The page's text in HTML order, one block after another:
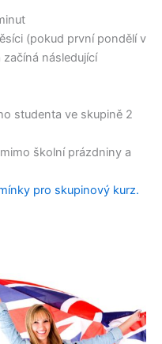
(pokud první pondělí v
následující
studenta ve skupině 2
školní prázdniny a
pro skupinový kurz.